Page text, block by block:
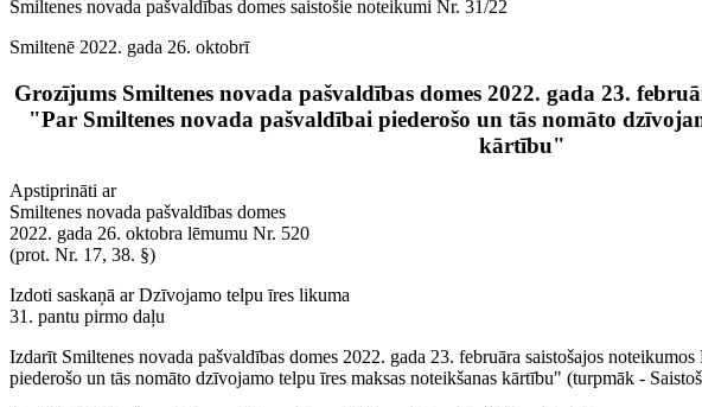
Smiltenes novada pašvaldības domes saistošie noteikumi Nr. 31/22
Smiltenē 2022. gada 26. oktobrī
Grozījums Smiltenes novada pašvaldības domes 2022. gada 23.
"Par Smiltenes novada pašvaldībai piederošo un tās nomāto
kārtību"
Apstiprināti ar
Smiltenes novada pašvaldības domes
2022. gada 26. oktobra lēmumu Nr. 520
(prot. Nr. 17, 38. §)
Izdoti saskaņā ar Dzīvojamo telpu īres likuma
31. pantu pirmo daļu
Izdarīt Smiltenes novada pašvaldības domes 2022. gada 23. februāra saistošajos
piederošo un tās nomāto dzīvojamo telpu īres maksas noteikšanas kārtību" (turpmāk -